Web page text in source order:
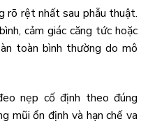
rõ rệt nhất sau phẫu thuật.
cảm giác căng tức hoặc
toàn bình thường do mô
nẹp cố định theo đúng
mũi ổn định và hạn chế va